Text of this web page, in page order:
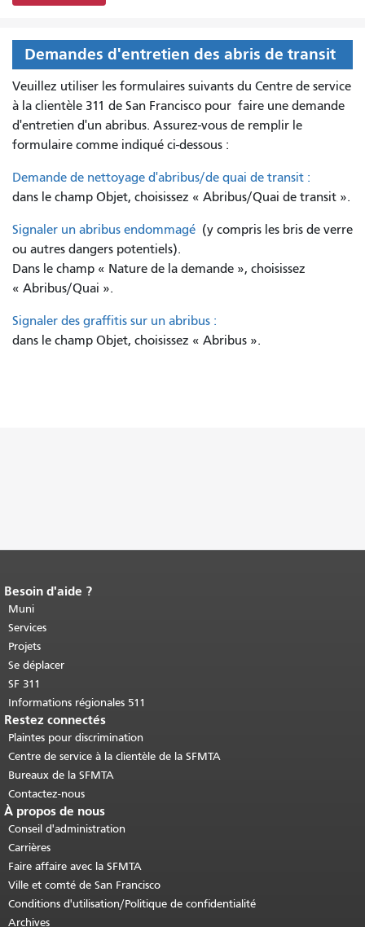
Demandes d'entretien des abris de transit
Veuillez utiliser les formulaires suivants du Centre de service
à la clientèle 311 de San Francisco pour faire une demande
d'entretien d'un abribus. Assurez-vous de remplir le
formulaire comme indiqué ci-dessous :
Demande de nettoyage d'abribus/de quai de transit :
dans le champ Objet, choisissez « Abribus/Quai de transit ».
Signaler un abribus endommagé (y compris les bris de verre
ou autres dangers potentiels).
Dans le champ « Nature de la demande », choisissez
« Abribus/Quai ».
Signaler des graffitis sur un abribus :
dans le champ Objet, choisissez « Abribus ».
Fin du contenu de la page.
cette page se répète sur chaque page.
Retour au haut du contenu principal
Besoin d'aide ?
Muni
Services
Projets
Se déplacer
SF 311
Informations régionales 511
Restez connectés
Plaintes pour discrimination
Centre de service à la clientèle de la SFMTA
Bureaux de la SFMTA
Contactez-nous
À propos de nous
Conseil d'administration
Carrières
Faire affaire avec la SFMTA
Ville et comté de San Francisco
Conditions d'utilisation/Politique de confidentialité
Archives